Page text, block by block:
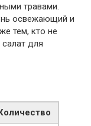
травами.
освежающий и
тем, кто не
для